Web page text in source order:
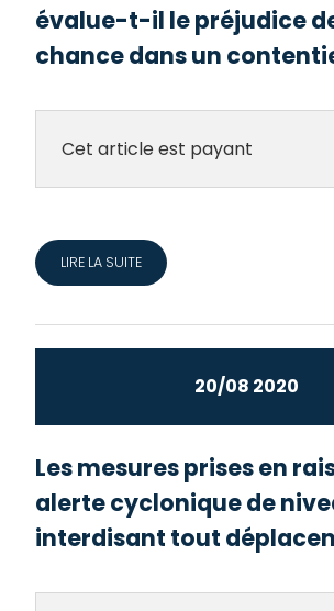
évalue-t-il le préjudice
chance dans un
Cet article est payant
LIRE LA SUITE
20/08 2020
Les mesures prises en
alerte cyclonique de
interdisant tout